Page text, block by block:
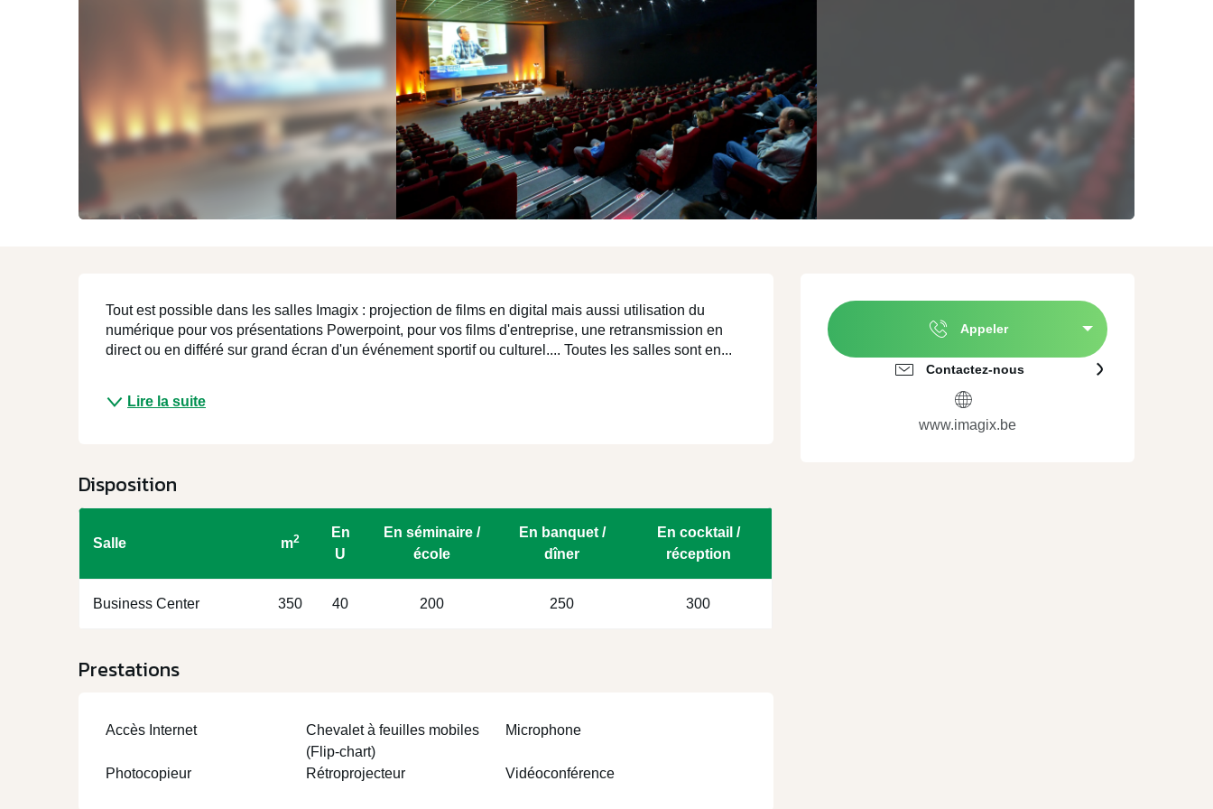
Mons et sa région
région
région
Immersion culturelle
ENJOY MEET
Location de matériel
Ouverture et coordonnées
Appeler
Contactez-nous
www.imagix.be
Description
Tout est possible dans les salles Imagix : projection de films en digital mais aussi utilisation du
numérique pour vos présentations Powerpoint, pour vos films d'entreprise, une retransmission en
direct ou en différé sur grand écran d'un événement sportif ou culturel.... Toutes les salles sont en...
Lire la suite
Disposition
Salle m2
En
U
En séminaire /
école
En banquet /
dîner
En cocktail /
réception
Business Center 350 40 200 250 300
Prestations
Accès Internet
Chevalet à feuilles mobiles
(Flip-chart)
Microphone
Photocopieur Rétroprojecteur Vidéoconférence